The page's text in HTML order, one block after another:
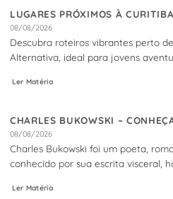
LUGARES PRÓXIMOS À
08/08/2026
Descubra roteiros vibrantes perto
Alternativa, ideal para jovens
Ler Matéria
CHARLES BUKOWSKI –
08/08/2026
Charles Bukowski foi um poeta,
conhecido por sua escrita visceral,
Ler Matéria